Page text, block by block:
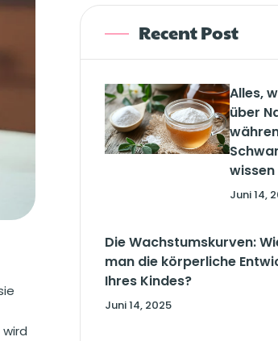
Recent Post
Alles,
über
Juni 14,
Die Wachstumskurven:
man die körperliche
Ihres Kindes?
Juni 14, 2025